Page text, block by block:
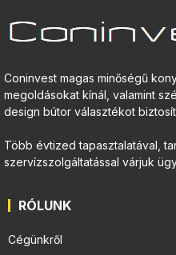
Coninvest magas minőségű
megoldásokat kínál, valamint
design bútor választékot
Több évtized tapasztalatával,
szervízszolgáltatással várjuk
RÓLUNK
Cégünkről